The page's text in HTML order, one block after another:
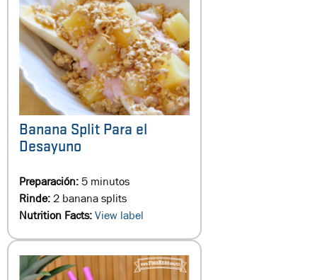
Banana Split Para el
Desayuno
Preparación:5 minutos
Rinde:2 banana splits
Nutrition Facts:View label